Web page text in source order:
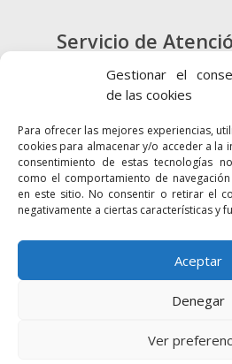
Gestionar el
de las cookies
Para ofrecer las mejores experiencias,
cookies para almacenar y/o acceder a la
consentimiento de estas tecnologías
como el comportamiento de
en este sitio. No consentir o retirar el
negativamente a ciertas características y
Aceptar
Denegar
Ver
Servicio de
900 720
Enlaces Accesibilidad
Política de cookies